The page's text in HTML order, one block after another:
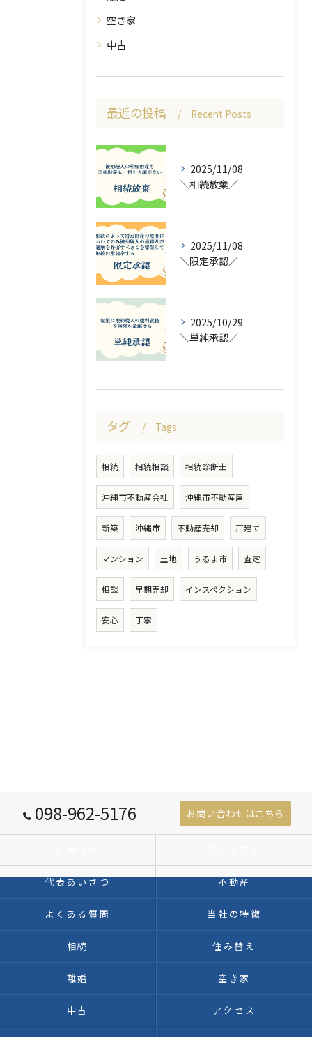
空き家
中古
最近の投稿 Recent Posts
2025/11/08
＼相続放棄／
2025/11/08
＼限定承認／
2025/10/29
＼単純承認／
タグ Tags
相続 相続相談 相続診断士
沖縄市不動産会社 沖縄市不動産屋
新築 沖縄市 不動産売却 戸建て
マンション 土地 うるま市 査定
相談 早期売却 インスペクション
安心 丁寧
098-962-5176 お問い合わせはこちら
代表あいさつ 不動産
よくある質問 当社の特徴
相続 住み替え
離婚 空き家
中古 アクセス